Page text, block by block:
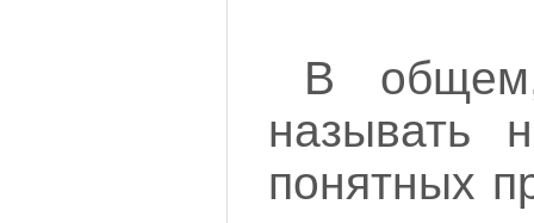
В
называть
понятных